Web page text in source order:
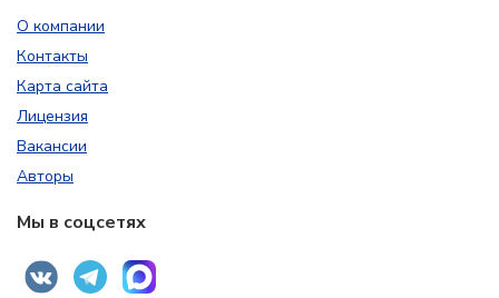
О компании
Контакты
Карта сайта
Лицензия
Вакансии
Авторы
Мы в соцсетях